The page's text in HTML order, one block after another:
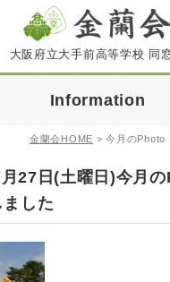
大阪府立大手前高等学校 同
Information
金蘭会HOME >今月のPhoto
27日(土曜日)今月
ました